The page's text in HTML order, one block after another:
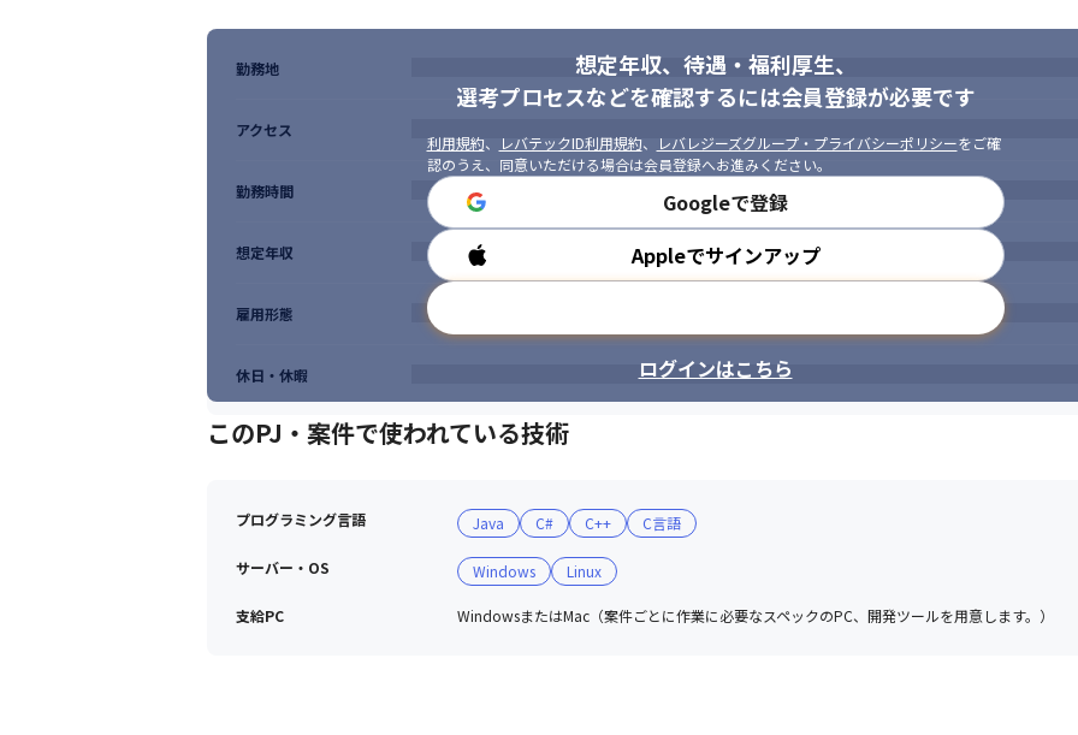
国内最大級のシステムインテグレーターとして、各分野における市場・顧客ニーズが高まっている状況です。
本職ではリーダークラス、リーダー候補者としてご入社頂き、中長期的なスパンで当社事業・チームを牽引頂くこ
これらの役割・環境とご希望のキャリアイメージとがマッチされる方を歓迎しています。
想定年収、待遇・福利厚生、
選考プロセスなどを確認するには会員登録が必要です
利用規約、 レバテックID利用規約、 レバレジーズグループ・プライバシーポリシーをご確
認のうえ、同意いただける場合は会員登録へお進みください。
Googleで登録
Appleでサインアップ
ログインはこちら
勤務地
アクセス
勤務時間
想定年収
雇用形態
休日・休暇
このPJ・案件で使われている技術
プログラミング言語 Java C# C++ C言語
サーバー・OS Windows Linux
支給PC WindowsまたはMac（案件ごとに作業に必要なスペックのPC、開発ツールを用意します。）